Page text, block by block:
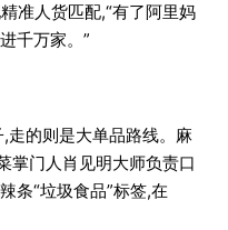
准人货匹配,“有了阿里妈
千万家。”
走的则是大单品路线。麻
掌门人肖见明大师负责口
条“垃圾食品”标签,在